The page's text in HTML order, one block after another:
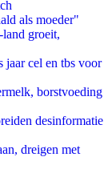
als moeder"
groeit,
jaar cel en tbs voor
borstvoeding
desinformatie
dreigen met